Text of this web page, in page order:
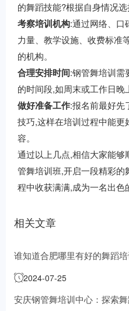
的舞蹈技能?根据自身情况选
考察培训机构:通过网络、口
力量、教学设施、收费标准
的机构。
合理安排时间:钢管舞培训需
的时间段,如周末或工作日晚
做好准备工作:报名前最好先
技巧,这样在培训过程中能
容。
通过以上几点,相信大家能
管舞培训班,开启一段精彩
程中收获满满,成为一名出色
相关文章
谁知道合肥哪里有好的舞蹈培
2024-07-25
安庆钢管舞培训中心：探索